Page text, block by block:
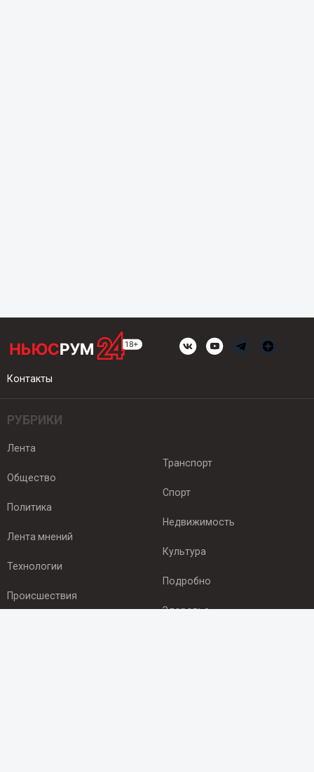
Контакты
РУБРИКИ
Лента
Общество
Политика
Лента мнений
Технологии
Происшествия
Транспорт
Спорт
Недвижимость
Культура
Подробно
Здоровье